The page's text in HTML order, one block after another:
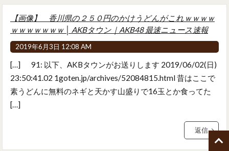
【画像】 香川県の２５０円のかけうどんがこれｗｗｗｗ
ｗｗｗｗｗｗｗ │ AKBタウン｜AKB48 最速ニュース速報
2019年6月3日 12:08 AM
[…] 91: 以下、AKBタウンがお送りします 2019/06/02(日)
23:50:41.02 1goten.jp/archives/52084815.html 昔はここで
素うどんに無料のネギと天かす山盛りで16玉とか食ってた
[…]
返信